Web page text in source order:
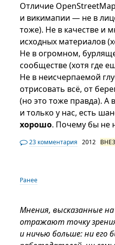
Отличие
и викимапии — не в
тоже). Не в качестве и
исходных материалов
Не в огромном,
сообществе (хотя где
Не в неисчерпаемой
отрисовать всё, от
(но это тоже правда). А
и только у нас, есть
хорошо. Почему бы не
23 комментария 2012
Ранее
Мнения, высказанные
отражают точку
и ничью больше: ни его